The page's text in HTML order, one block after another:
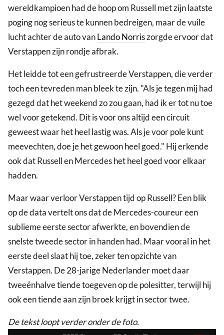
wereldkampioen had de hoop om Russell met zijn laatste
poging nog serieus te kunnen bedreigen, maar de vuile
lucht achter de auto vanLando Norriszorgde ervoor dat
Verstappen zijn rondje afbrak.
Het leidde tot een gefrustreerde Verstappen, die verder
toch een tevreden man bleek te zijn. "Als je tegen mij had
gezegd dat het weekend zo zou gaan, had ik er tot nu toe
wel voor getekend. Dit is voor ons altijd een circuit
geweest waar het heel lastig was. Als je voor pole kunt
meevechten, doe je het gewoon heel goed." Hij erkende
ook dat Russell en Mercedes het heel goed voor elkaar
hadden.
Maar waar verloor Verstappen tijd op Russell? Een blik
op de data vertelt ons dat de Mercedes-coureur een
sublieme eerste sector afwerkte, en bovendien de
snelste tweede sector in handen had. Maar vooral in het
eerste deel slaat hij toe, zeker ten opzichte van
Verstappen. De 28-jarige Nederlander moet daar
tweeënhalve tiende toegeven op de polesitter, terwijl hij
ook een tiende aan zijn broek krijgt in sector twee.
De tekst loopt verder onder de foto.